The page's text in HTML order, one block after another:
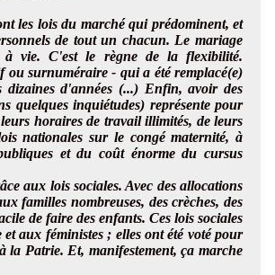
les lois du marché qui prédominent, et
de tout un chacun. Le mariage
à vie. C'est le règne de la flexibilité.
surnuméraire - qui a été remplacé(e)
dizaines d'années (...) Enfin, avoir des
quelques inquiétudes) représente pour
horaires de travail illimités, de leurs
nationales sur le congé maternité, à
et du coût énorme du cursus
aux lois sociales. Avec des allocations
familles nombreuses, des crèches, des
de faire des enfants. Ces lois sociales
aux féministes ; elles ont été voté pour
la Patrie. Et, manifestement, ça marche